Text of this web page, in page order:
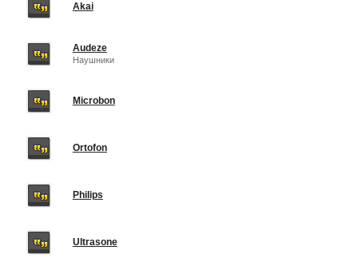
Akai
Audeze
Наушники
Microbon
Ortofon
Philips
Ultrasone